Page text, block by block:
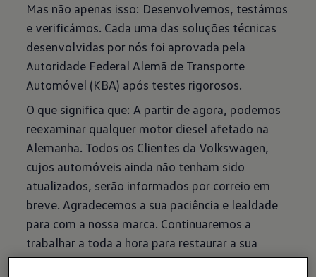
Mas não apenas isso: Desenvolvemos, testámos
e verificámos. Cada uma das soluções técnicas
desenvolvidas por nós foi aprovada pela
Autoridade Federal Alemã de Transporte
Automóvel (KBA) após testes rigorosos.
O que significa que: A partir de agora, podemos
reexaminar qualquer motor diesel afetado na
Alemanha. Todos os Clientes da Volkswagen,
cujos automóveis ainda não tenham sido
atualizados, serão informados por correio em
breve. Agradecemos a sua paciência e lealdade
para com a nossa marca. Continuaremos a
trabalhar a toda a hora para restaurar a sua
confiança na marca Volkswagen. E estamos